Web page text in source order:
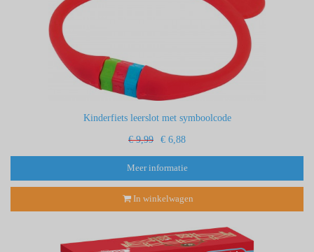
Kinderfiets leerslot met symboolcode
€ 9,99 € 6,88
Meer informatie
In winkelwagen